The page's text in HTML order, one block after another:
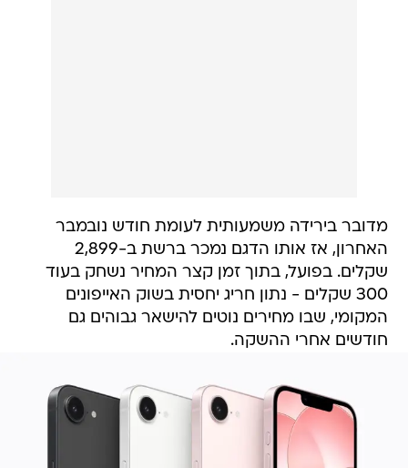
מדובר בירידה משמעותית לעומת חודש נובמבר
האחרון, אז אותו הדגם נמכר ברשת ב-2,899
שקלים. בפועל, בתוך זמן קצר המחיר נשחק בעוד
300 שקלים - נתון חריג יחסית בשוק האייפונים
המקומי, שבו מחירים נוטים להישאר גבוהים גם
חודשים אחרי ההשקה.